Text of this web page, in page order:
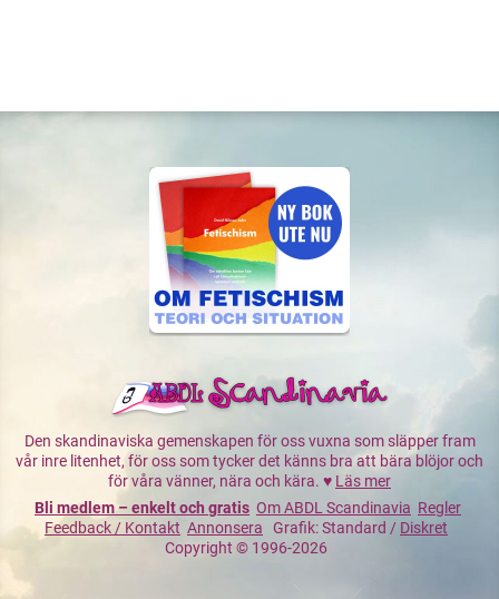
Den skandinaviska gemenskapen för oss vuxna som släpper fram
vår inre litenhet, för oss som tycker det känns bra att bära blöjor och
för våra vänner, nära och kära. ♥ Läs mer
Bli medlem – enkelt och gratis Om ABDL Scandinavia Regler
Feedback / Kontakt Annonsera Grafik: Standard / Diskret
Copyright © 1996-2026